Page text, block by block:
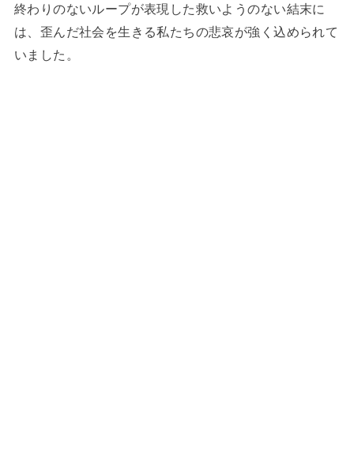
終わりのないループが表現した救いようのない結末に
は、歪んだ社会を生きる私たちの悲哀が強く込められて
いました。